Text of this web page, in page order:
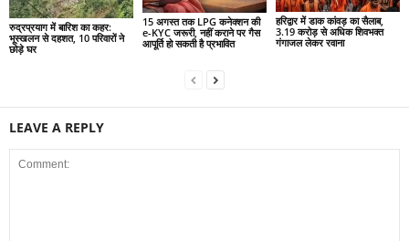
रुद्रप्रयाग में बारिश का कहर:
भूस्खलन से दहशत, 10 परिवारों ने
छोड़े घर
15 अगस्त तक LPG कनेक्शन की
e-KYC जरूरी, नहीं कराने पर गैस
आपूर्ति हो सकती है प्रभावित
हरिद्वार में डाक कांवड़ का सैलाब,
3.19 करोड़ से अधिक शिवभक्त
गंगाजल लेकर रवाना
LEAVE A REPLY